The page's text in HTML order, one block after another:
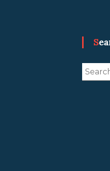
Search
for: